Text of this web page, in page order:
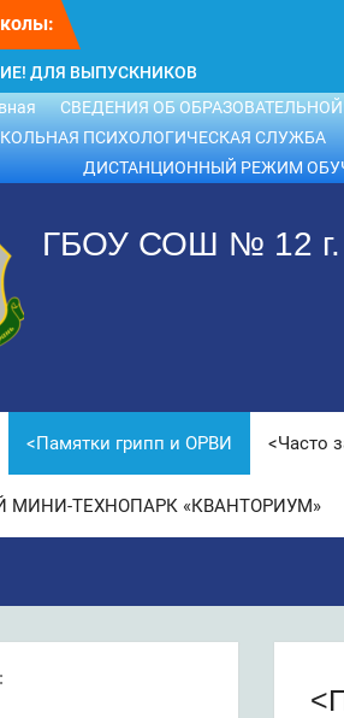
ДЛЯ ВЫПУСКНИКОВ
Летний отдых.
СВЕДЕНИЯ ОБ
ПСИХОЛОГИЧЕСКАЯ СЛУЖБА
ДИСТАНЦИОННЫЙ РЕЖИМ
ГБОУ СОШ № 12 г.
<Памятки грипп и ОРВИ <Часто
МИНИ-ТЕХНОПАРК «КВАНТОРИУМ»